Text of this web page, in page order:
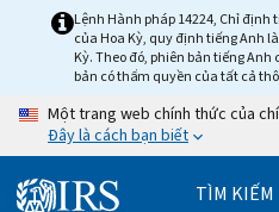
Lệnh Hành pháp 14224, Chỉ
của Hoa Kỳ, quy định tiếng Anh
Kỳ. Theo đó, phiên bản tiếng
bản có thẩm quyền của tất cả
Một trang web chính thức của
Đây là cách bạn biết
TÌM KIẾM